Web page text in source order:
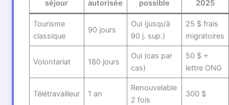
séjour
autorisée
possible
2025
Tourisme
classique
90 jours
Oui (jusqu’à
90 j. sup.)
25 $ frais
migratoires
Volontariat 180 jours
Oui (cas par
cas)
50 $ +
lettre ONG
Télétravailleur 1 an
Renouvelable
2 fois
300 $